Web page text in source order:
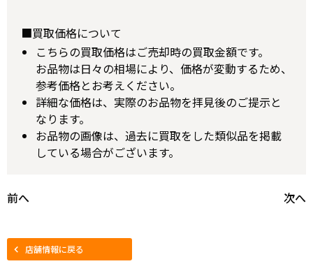
■買取価格について
こちらの買取価格はご売却時の買取金額です。
お品物は日々の相場により、価格が変動するため、
参考価格とお考えください。
詳細な価格は、実際のお品物を拝見後のご提示と
なります。
お品物の画像は、過去に買取をした類似品を掲載
している場合がございます。
前へ 次へ
店舗情報に戻る